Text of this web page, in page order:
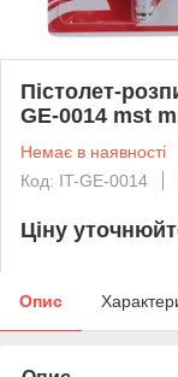
Пістолет-
GE-0014 mst
Немає в наявності
Код: IT-GE-0014
Ціну
Опис